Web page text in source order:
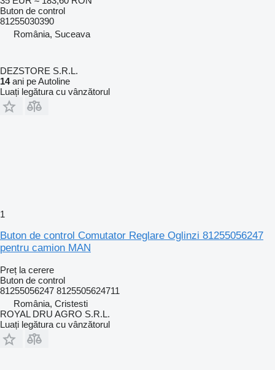
Buton de control
81255030390
România, Suceava
DEZSTORE S.R.L.
14ani pe Autoline
Luați legătura cu vânzătorul
1
Buton de control Comutator Reglare Oglinzi 81255056247
pentru camion MAN
Preț la cerere
Buton de control
81255056247 8125505624711
România, Cristesti
ROYAL DRU AGRO S.R.L.
Luați legătura cu vânzătorul